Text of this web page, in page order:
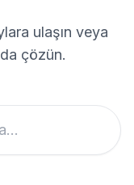
ulaşın veya
çözün.